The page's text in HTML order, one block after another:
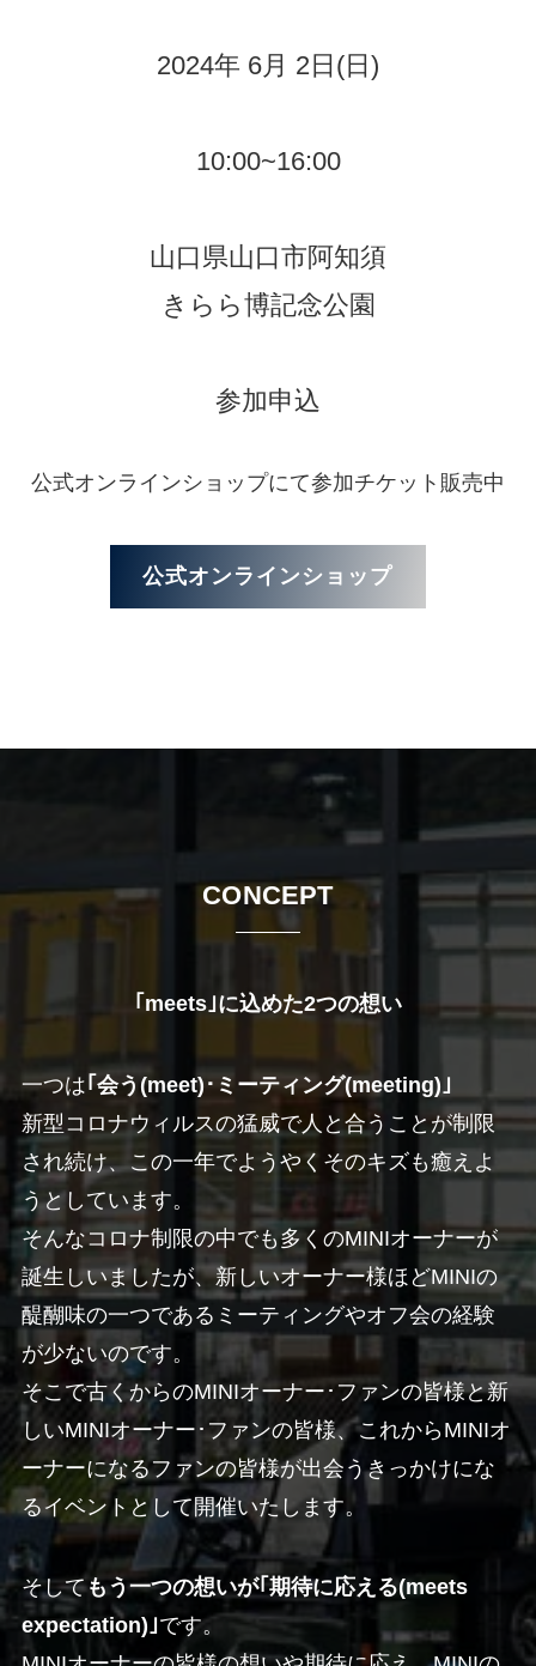
2024年 6月 2日(日)
10:00~16:00
山口県山口市阿知須
きらら博記念公園
参加申込
公式オンラインショップにて参加チケット販売中
公式オンラインショップ
CONCEPT
｢meets｣に込めた2つの想い
一つは｢会う(meet)･ミーティング(meeting)｣
新型コロナウィルスの猛威で人と合うことが制限
され続け、この一年でようやくそのキズも癒えよ
うとしています。
そんなコロナ制限の中でも多くのMINIオーナーが
誕生しいましたが、新しいオーナー様ほどMINIの
醍醐味の一つであるミーティングやオフ会の経験
が少ないのです。
そこで古くからのMINIオーナー･ファンの皆様と新
しいMINIオーナー･ファンの皆様、これからMINIオ
ーナーになるファンの皆様が出会うきっかけにな
るイベントとして開催いたします。
そしてもう一つの想いが｢期待に応える(meets
expectation)｣です。